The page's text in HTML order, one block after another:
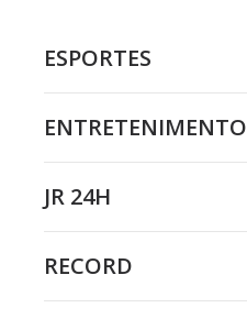
ESPORTES
ENTRETENIMENTO
JR 24H
RECORD